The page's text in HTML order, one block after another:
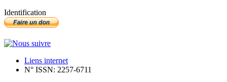
Identification
Liens internet
N° ISSN: 2257-6711